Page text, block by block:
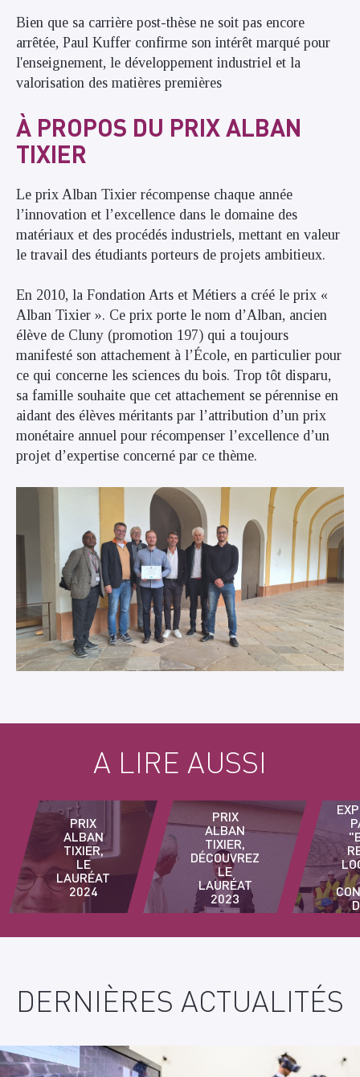
Bien que sa carrière post-thèse ne soit pas encore
arrêtée, Paul Kuffer confirme son intérêt marqué pour
l'enseignement, le développement industriel et la
valorisation des matières premières
À PROPOS DU PRIX ALBAN
TIXIER
Le prix Alban Tixier récompense chaque année
l’innovation et l’excellence dans le domaine des
matériaux et des procédés industriels, mettant en valeur
le travail des étudiants porteurs de projets ambitieux.
En 2010, la Fondation Arts et Métiers a créé le prix «
Alban Tixier ». Ce prix porte le nom d’Alban, ancien
élève de Cluny (promotion 197) qui a toujours
manifesté son attachement à l’École, en particulier pour
ce qui concerne les sciences du bois. Trop tôt disparu,
sa famille souhaite que cet attachement se pérennise en
aidant des élèves méritants par l’attribution d’un prix
monétaire annuel pour récompenser l’excellence d’un
projet d’expertise concerné par ce thème.
A LIRE AUSSI
PRIX
ALBAN
TIXIER,
LE
LAURÉAT
2024
PRIX
ALBAN
TIXIER,
DÉCOUVREZ
LE
LAURÉAT
2023
DERNIÈRES ACTUALITÉS